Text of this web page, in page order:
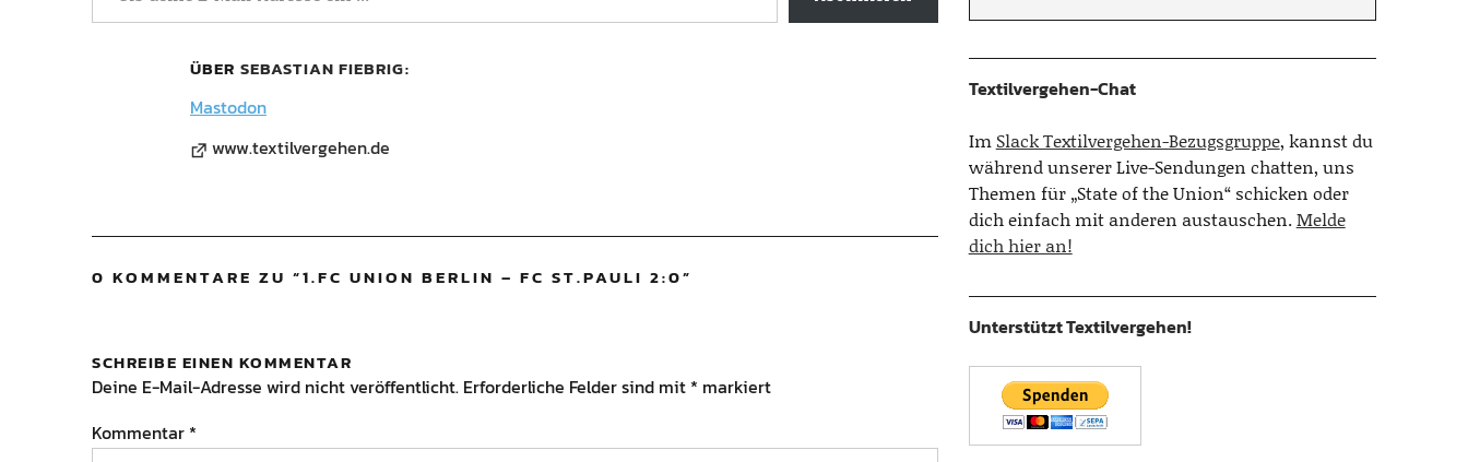
ÜBER SEBASTIAN FIEBRIG
Mastodon
www.textilvergehen.de
0 KOMMENTARE ZU “1.FC UNION BERLIN – FC ST.PAULI 2:0”
SCHREIBE EINEN KOMMENTAR
Deine E-Mail-Adresse wird nicht veröffentlicht. Erforderliche Felder sind mit * markiert
Kommentar *
Textilvergehen-Chat
Im Slack Textilvergehen-Bezugsgruppe, kannst du
während unserer Live-Sendungen chatten, uns
Themen für „State of the Union“ schicken oder
dich einfach mit anderen austauschen.Melde
dich hier an!
Unterstützt Textilvergehen!